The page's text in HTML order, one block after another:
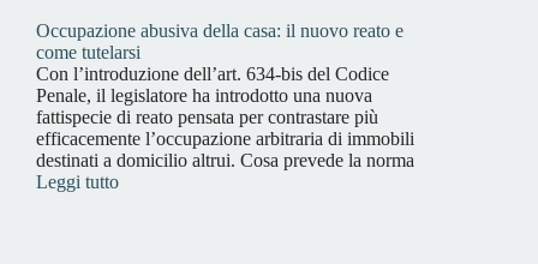
Occupazione abusiva della casa: il nuovo reato e
come tutelarsi
Con l’introduzione dell’art. 634-bis del Codice
Penale, il legislatore ha introdotto una nuova
fattispecie di reato pensata per contrastare più
efficacemente l’occupazione arbitraria di immobili
destinati a domicilio altrui. Cosa prevede la norma
Leggi tutto